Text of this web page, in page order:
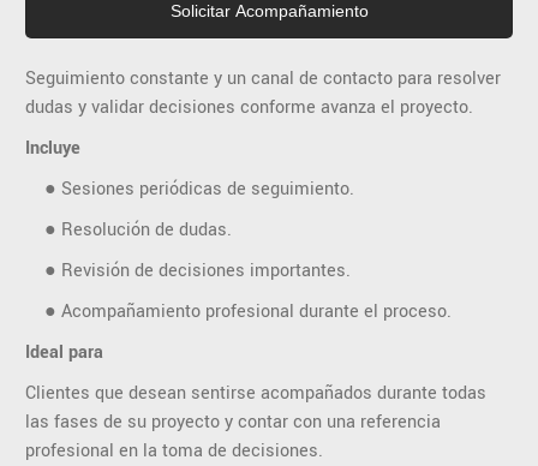
Solicitar Acompañamiento
Seguimiento constante y un canal de contacto para resolver
dudas y validar decisiones conforme avanza el proyecto.
Incluye
● Sesiones periódicas de seguimiento.
● Resolución de dudas.
● Revisión de decisiones importantes.
● Acompañamiento profesional durante el proceso.
Ideal para
Clientes que desean sentirse acompañados durante todas
las fases de su proyecto y contar con una referencia
profesional en la toma de decisiones.